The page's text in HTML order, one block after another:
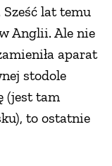
lat temu
Anglii. Ale nie
aparat
stodole
(jest tam
to ostatnie